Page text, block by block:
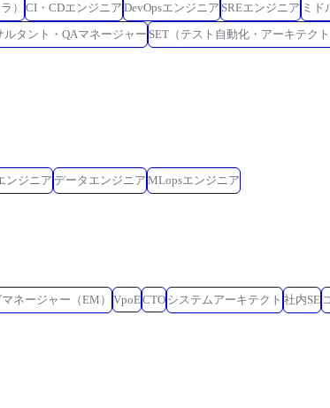
） CI・CDエンジニア DevOpsエンジニア SREエンジニア ミド
ルタント・QAマネージャー SET（テスト自動化・アーキテクト
ンジニア データエンジニア MLopsエンジニア
ネージャー（EM） VpoECTO システムアーキテクト 社内SE